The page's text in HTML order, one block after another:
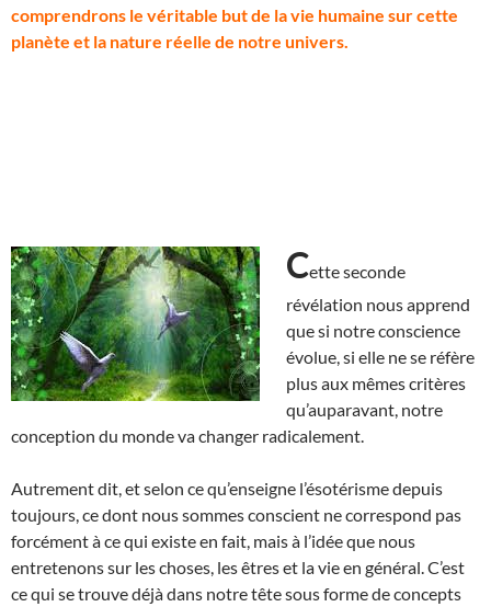
comprendrons le véritable but de la vie humaine sur cette
planète et la nature réelle de notre univers.
Cette seconde
révélation nous apprend
que si notre conscience
évolue, si elle ne se réfère
plus aux mêmes critères
qu’auparavant, notre
conception du monde va changer radicalement.
Autrement dit, et selon ce qu’enseigne l’ésotérisme depuis
toujours, ce dont nous sommes conscient ne correspond pas
forcément à ce qui existe en fait, mais à l’idée que nous
entretenons sur les choses, les êtres et la vie en général. C’est
ce qui se trouve déjà dans notre tête sous forme de concepts